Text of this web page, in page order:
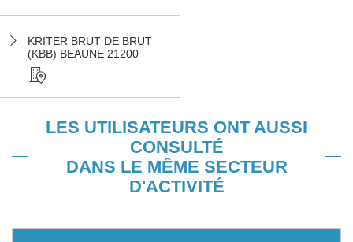
KRITER BRUT DE BRUT
(KBB) BEAUNE 21200
LES UTILISATEURS ONT AUSSI
CONSULTÉ
DANS LE MÊME SECTEUR
D'ACTIVITÉ